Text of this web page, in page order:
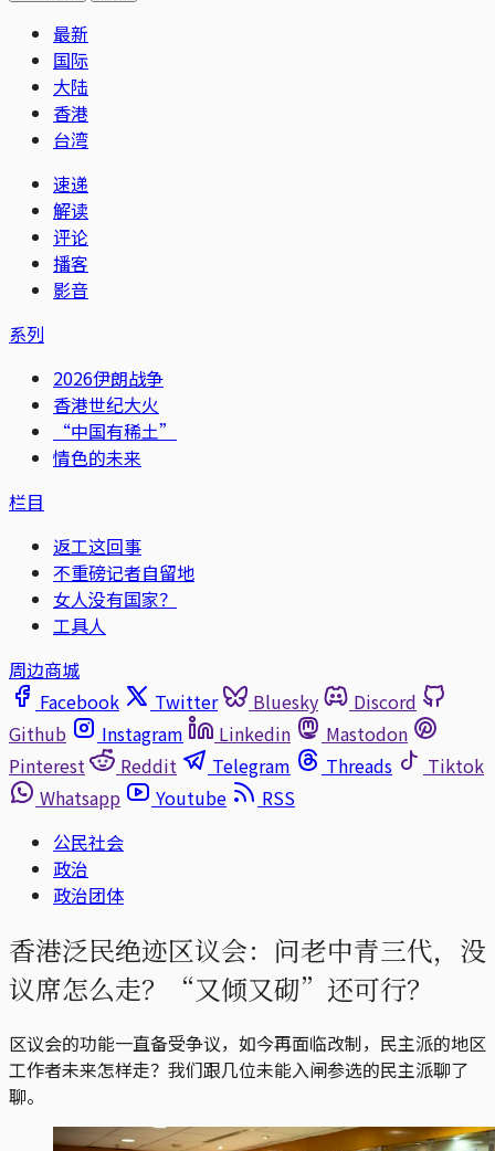
最新
国际
大陆
香港
台湾
速递
解读
评论
播客
影音
系列
2026伊朗战争
香港世纪大火
“中国有稀土”
情色的未来
栏目
返工这回事
不重磅记者自留地
女人没有国家？
工具人
周边商城
Facebook
Twitter Bluesky
Discord
Github
Instagram Linkedin
Mastodon
Pinterest
Reddit Telegram Threads
Tiktok
Whatsapp
Youtube
RSS
公民社会
政治
政治团体
香港泛民绝迹区议会：问老中青三代，没
议席怎么走？“又倾又砌”还可行？
区议会的功能一直备受争议，如今再面临改制，民主派的地区
工作者未来怎样走？我们跟几位未能入闸参选的民主派聊了
聊。